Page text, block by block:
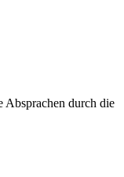
Absprachen durch die